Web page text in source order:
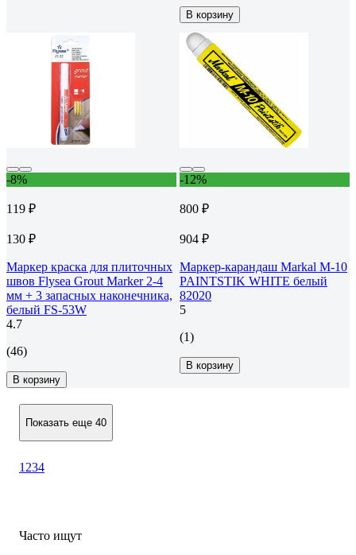
В корзину
-8%
119 ₽
130 ₽
Маркер краска для плиточных
швов Flysea Grout Marker 2-4
мм + 3 запасных наконечника,
белый FS-53W
4.7
(46)
В корзину
-12%
800 ₽
904 ₽
Маркер-карандаш Markal M-10
PAINTSTIK WHITE белый
82020
5
(1)
В корзину
Показать еще 40
1 234
Часто ищут